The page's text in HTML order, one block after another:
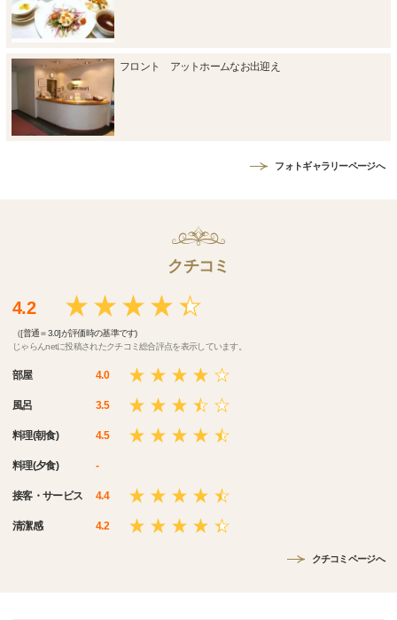
フロント アットホームなお出迎え
フォトギャラリーページへ
クチコミ
4.2
（[普通＝3.0]が評価時の基準です)
じゃらんnetに投稿されたクチコミ総合評点を表示しています。
部屋 4.0
風呂 3.5
料理(朝食) 4.5
料理(夕食) -
接客・サービス 4.4
清潔感 4.2
クチコミページへ